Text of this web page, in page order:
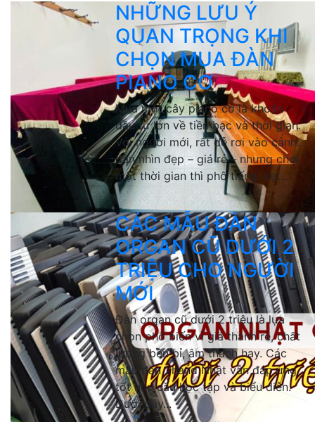
NHỮNG LƯU Ý
QUAN TRỌNG KHI
CHỌN MUA ĐÀN
PIANO CƠ
Mua một cây piano cơ là khoản
đầu tư lớn về tiền bạc và thời gian.
Với người mới, rất dễ rơi vào cảnh:
đàn nhìn đẹp – giá rẻ – nhưng chơi
một thời gian thì phô tiếng, kẹt...
CÁC MẪU ĐÀN
ORGAN CŨ DƯỚI 2
TRIỆU CHO NGƯỜI
MỚI
Đàn organ cũ dưới 2 triệu là lựa
chọn phổ biến vì giá thành rẻ, chất
lượng bền bỉ, âm thanh hay. Các
mẫu đàn 2hand Nhật vẫn đáp ứng
tốt nhu cầu học tập và biểu diễn.
Dưới đây...